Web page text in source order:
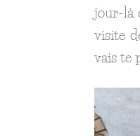
jour-là
visite
vais te